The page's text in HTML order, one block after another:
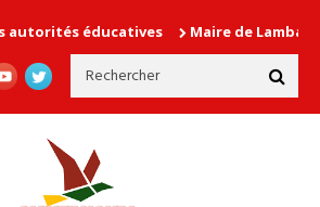
Maire de Lambanyi : Baba